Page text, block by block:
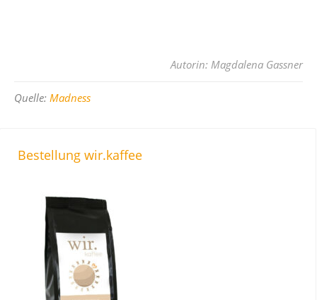
Autorin: Magdalena Gassner
Quelle: Madness
Bestellung wir.kaffee